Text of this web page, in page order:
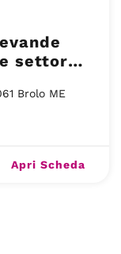
settore
Brolo ME
Apri Scheda